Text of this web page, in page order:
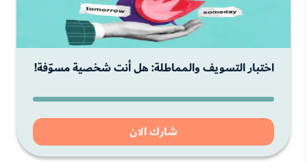
اختبار التسويف والمماطلة: هل أنت شخصية مسوّفة!
شارك الان